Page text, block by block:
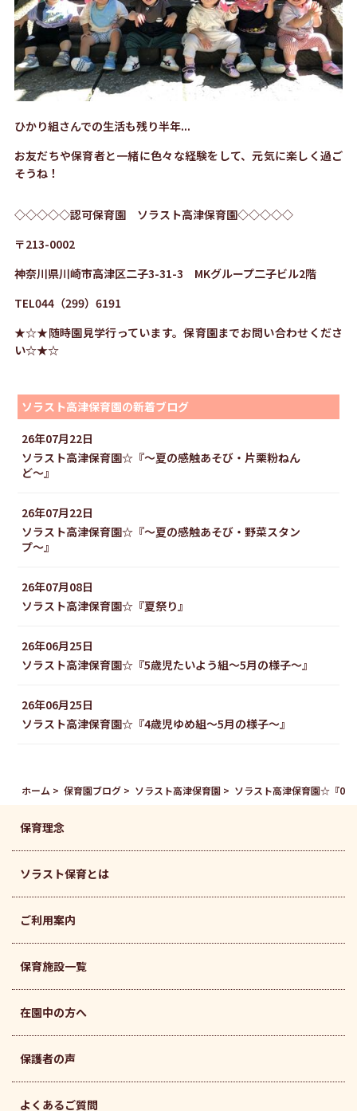
ひかり組さんでの生活も残り半年...
お友だちや保育者と一緒に色々な経験をして、元気に楽しく過ご
そうね！
◇◇◇◇◇認可保育園 ソラスト高津保育園◇◇◇◇◇
〒213-0002
神奈川県川崎市高津区二子3-31-3 MKグループ二子ビル2階
TEL044（299） 6191
★☆★随時園見学行っています。保育園までお問い合わせくださ
い☆★☆
ソラスト高津保育園の新着ブログ
26年07月22日
ソラスト高津保育園☆『〜夏の感触あそび・片栗粉ねん
ど〜』
26年07月22日
ソラスト高津保育園☆『〜夏の感触あそび・野菜スタン
プ〜』
26年07月08日
ソラスト高津保育園☆『夏祭り』
26年06月25日
ソラスト高津保育園☆『5歳児たいよう組〜5月の様子〜』
26年06月25日
ソラスト高津保育園☆『4歳児ゆめ組〜5月の様子〜』
ホーム 保育園ブログ ソラスト高津保育園 ソラスト高津保育園☆『0
保育理念
ソラスト保育とは
ご利用案内
保育施設一覧
在園中の方へ
保護者の声
よくあるご質問